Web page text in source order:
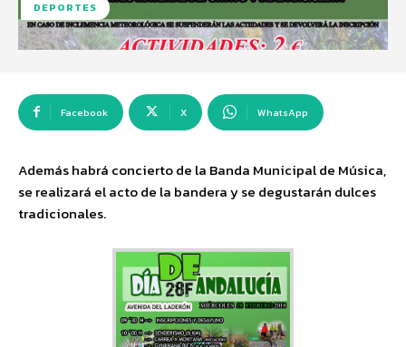
DEPORTES
Facebook X WhatsApp
Además habrá concierto de la Banda Municipal de Música,
se realizará el acto de la bandera y se degustarán dulces
tradicionales.